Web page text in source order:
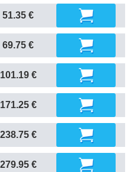
51.35 €
69.75 €
101.19 €
171.25 €
238.75 €
279.95 €